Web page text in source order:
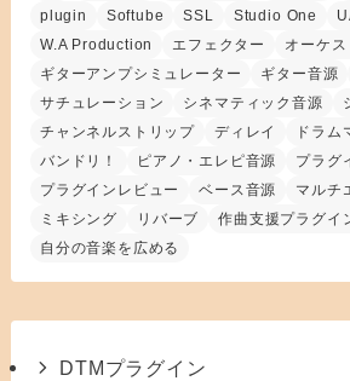
plugin
Softube SSL Studio One
W.A Production
エフェクター オーケ
ギターアンプシミュレーター
ギター音源
サチュレーション
シネマティック音源
チャンネルストリップ
ディレイ ドラム
バンドリ！
ピアノ・エレピ音源
プラグ
プラグインレビュー
ベース音源
マルチ
ミキシング
リバーブ 作曲支援プラグイ
自分の音楽を広める
DTMプラグイン